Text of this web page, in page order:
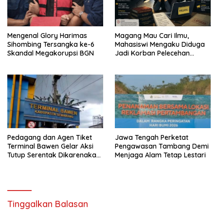
Mengenal Glory Harimas
Sihombing Tersangka ke-6
Skandal Megakorupsi BGN
Magang Mau Cari Ilmu,
Mahasiswi Mengaku Diduga
Jadi Korban Pelecehan
Turun Tangan, Jangan
Tunggu Viral
Pedagang dan Agen Tiket
Terminal Bawen Gelar Aksi
Tutup Serentak Dikarenakan
Ambarawa
Jawa Tengah Perketat
Pengawasan Tambang Demi
Menjaga Alam Tetap Lestari
Tinggalkan Balasan